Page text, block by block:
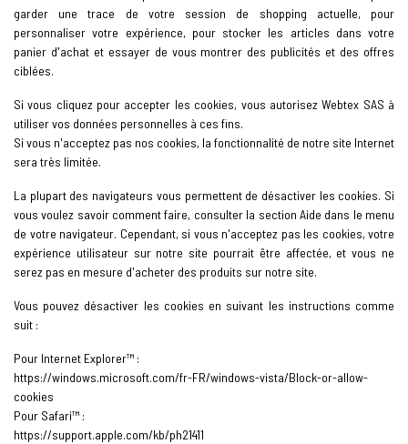
garder une trace de votre session de shopping actuelle, pour
personnaliser votre expérience, pour stocker les articles dans votre
panier d'achat et essayer de vous montrer des publicités et des offres
ciblées.
Si vous cliquez pour accepter les cookies, vous autorisez Webtex SAS à
utiliser vos données personnelles à ces fins.
Si vous n'acceptez pas nos cookies, la fonctionnalité de notre site Internet
sera très limitée.
La plupart des navigateurs vous permettent de désactiver les cookies. Si
vous voulez savoir comment faire, consulter la section Aide dans le menu
de votre navigateur. Cependant, si vous n'acceptez pas les cookies, votre
expérience utilisateur sur notre site pourrait être affectée, et vous ne
serez pas en mesure d'acheter des produits sur notre site.
Vous pouvez désactiver les cookies en suivant les instructions comme
suit :
Pour Internet Explorer™ :
https://windows.microsoft.com/fr-FR/windows-vista/Block-or-allow-
cookies
Pour Safari™ :
https://support.apple.com/kb/ph21411